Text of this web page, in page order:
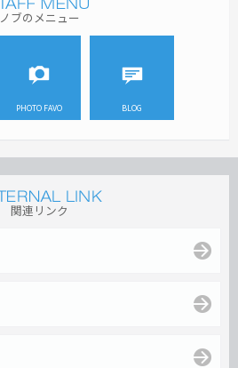
ノブのメニュー
PHOTO FAVO BLOG
関連リンク